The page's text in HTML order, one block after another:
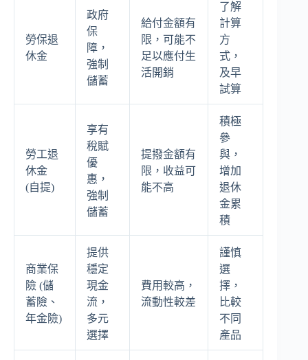
勞保退
休金
政府
保
障，
強制
儲蓄
給付金額有
限，可能不
足以應付生
活開銷
了解
計算
方
式，
及早
試算
勞工退
休金
(自提)
享有
稅賦
優
惠，
強制
儲蓄
提撥金額有
限，收益可
能不高
積極
參
與，
增加
退休
金累
積
商業保
險 (儲
蓄險、
年金險)
提供
穩定
現金
流，
多元
選擇
費用較高，
流動性較差
謹慎
選
擇，
比較
不同
產品